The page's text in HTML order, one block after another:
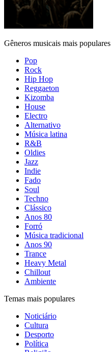
Gêneros musicais mais populares
Pop
Rock
Hip Hop
Reggaeton
Kizomba
House
Electro
Alternativo
Música latina
R&B
Oldies
Jazz
Indie
Fado
Soul
Techno
Clássico
Anos 80
Forró
Música tradicional
Anos 90
Trance
Heavy Metal
Chillout
Ambiente
Temas mais populares
Noticiário
Cultura
Desporto
Política